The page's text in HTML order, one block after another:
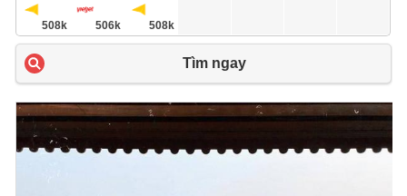
508k 506k 508k
Tìm ngay